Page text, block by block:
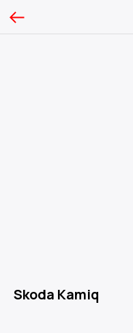
Skoda Kamiq